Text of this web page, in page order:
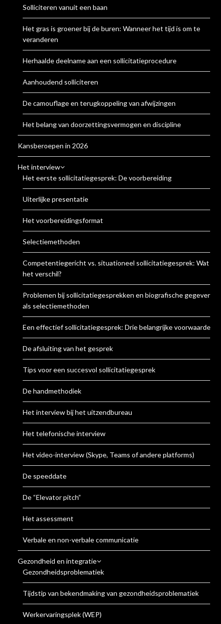
Solliciteren vanuit een baan
Het gras is groener bij de buren: Wanneer het tijd is om te
veranderen
Herhaalde deelname aan een sollicitatieprocedure
Aanhoudend solliciteren
De camouflage en terugkoppeling van afwijzingen
Het belang van doorzettingsvermogen en discipline
Kansberoepen in 2026
Het interview
Het eerste sollicitatiegesprek: De voorbereiding
Uiterlijke presentatie
Het voorbereidingsformat
Selectiemethoden
Competentiegericht vs. situationeel sollicitatiegesprek: Wat is
het verschil?
Problemen bij sollicitatiegesprekken en biografische gegevens
als selectiemethoden
Een effectief sollicitatiegesprek: Drie belangrijke voorwaarden
De afsluiting van het gesprek
Tips voor een succesvol sollicitatiegesprek
De handmethodiek
Het interview bij het uitzendbureau
Het telefonische interview
Het video-interview (Skype, Teams of andere platforms)
De speeddate
De “Elevator pitch”
Het assessment
Verbale en non-verbale communicatie
Gezondheid en integratie
Gezondheidsproblematiek
Tijdstip van bekendmaking van gezondheidsproblematiek
Werkervaringsplek (WEP)